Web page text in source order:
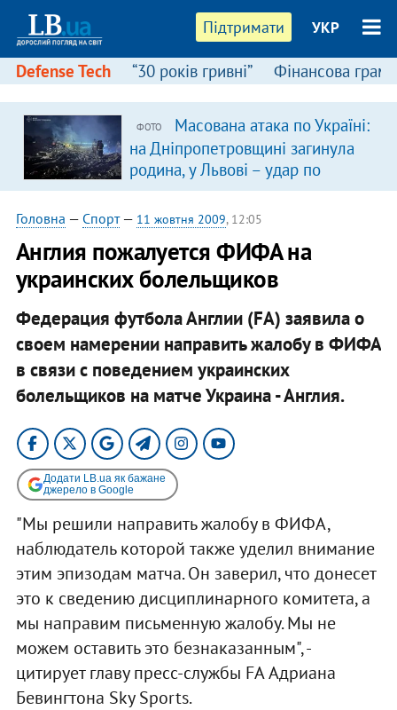
Підтримати УКР
Defense Tech “30 років гривні” Фінансова
ФОТО
Масована атака по Україні:
на Дніпропетровщині загинула
родина, у Львові – удар по
багатоповерхівках
(доповнюється)
Головна — Спорт— 11 жовтня 2009, 12:05
Англия пожалуется ФИФА на
украинских болельщиков
Федерация футбола Англии (FA) заявила о
своем намерении направить жалобу в ФИФА
в связи с поведением украинских
болельщиков на матче Украина - Англия.
Додати LB.ua як бажане
джерело в Google
"Мы решили направить жалобу в ФИФА,
наблюдатель которой также уделил внимание
этим эпизодам матча. Он заверил, что донесет
это к сведению дисциплинарного комитета, а
мы направим письменную жалобу. Мы не
можем оставить это безнаказанным", -
цитирует главу пресс-службы FA Адриана
Бевингтона Sky Sports.